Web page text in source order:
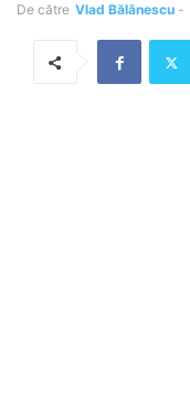
De către Vlad Bălănescu -